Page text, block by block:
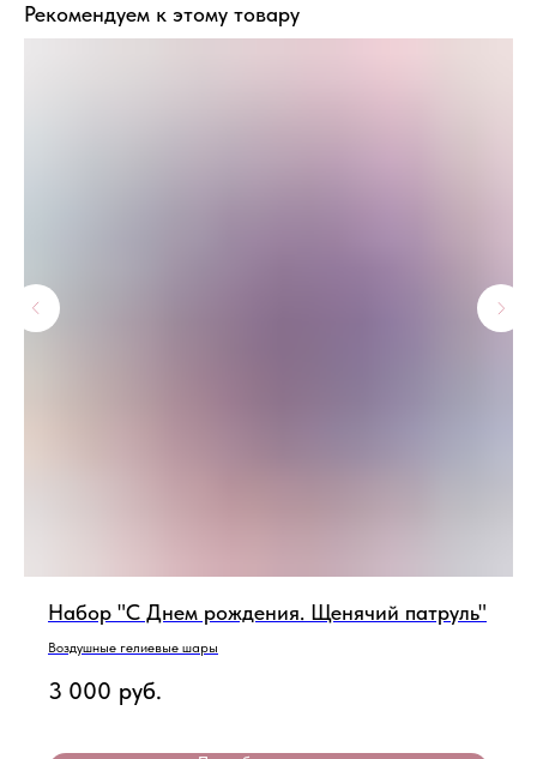
Рекомендуем к этому товару
Набор "С Днем рождения. Щенячий патруль"
Воздушные гелиевые шары
3 000 руб.